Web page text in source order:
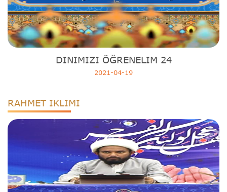
DINIMIZI ÖĞRENELIM 24
2021-04-19
RAHMET IKLIMI